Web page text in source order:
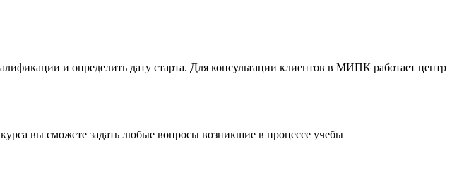
и определить дату старта. Для консультации клиентов в МИПК работает центр
вы сможете задать любые вопросы возникшие в процессе учебы